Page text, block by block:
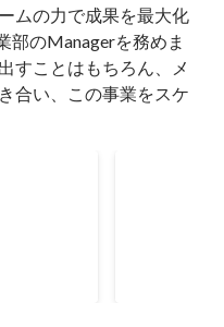
ムの力で成果を最大化
部のManagerを務めま
すことはもちろん、メ
合い、この事業をスケ